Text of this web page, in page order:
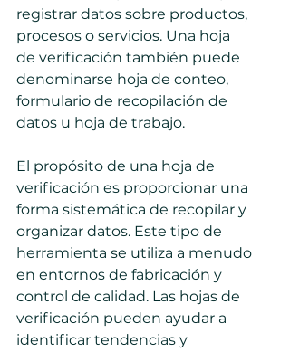
registrar datos sobre productos,
procesos o servicios. Una hoja
de verificación también puede
denominarse hoja de conteo,
formulario de recopilación de
datos u hoja de trabajo.
El propósito de una hoja de
verificación es proporcionar una
forma sistemática de recopilar y
organizar datos. Este tipo de
herramienta se utiliza a menudo
en entornos de fabricación y
control de calidad. Las hojas de
verificación pueden ayudar a
identificar tendencias y